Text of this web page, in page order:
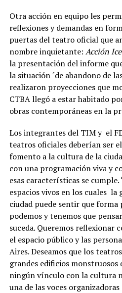
Otra acción en equipo les
reflexiones y demandas en
puertas del teatro oficial que
nombre inquietante: Acción
la presentación del informe
la situación ´de abandono de
realizaron proyecciones que
CTBA llegó a estar habitado
obras contemporáneas en la
Los integrantes del TIM y el
teatros oficiales deberían ser
fomento a la cultura de la
con una programación viva y
esas características se cumple.
espacios vivos en los cuales la
ciudad puede sentir que forma
podemos y tenemos que
suceda. Queremos reflexionar
el espacio público y las
Aires. Deseamos que los
grandes edificios monstruosos
ningún vínculo con la cultura
una de las voces